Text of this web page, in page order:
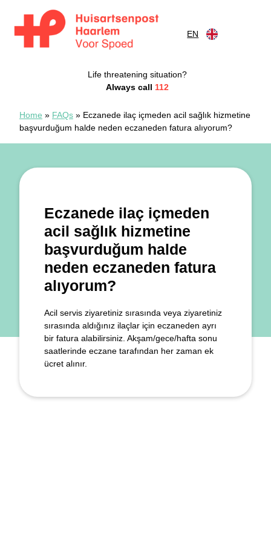
EN
Life threatening situation?
Always call 112
Home » FAQs » Eczanede ilaç içmeden acil sağlık hizmetine
başvurduğum halde neden eczaneden fatura alıyorum?
Eczanede ilaç içmeden
acil sağlık hizmetine
başvurduğum halde
neden eczaneden fatura
alıyorum?
Acil servis ziyaretiniz sırasında veya ziyaretiniz
sırasında aldığınız ilaçlar için eczaneden ayrı
bir fatura alabilirsiniz. Akşam/gece/hafta sonu
saatlerinde eczane tarafından her zaman ek
ücret alınır.